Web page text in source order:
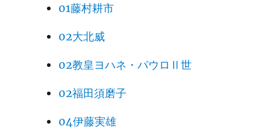
01藤村耕市
02大北威
02教皇ヨハネ・パウロⅡ世
02福田須磨子
04伊藤実雄